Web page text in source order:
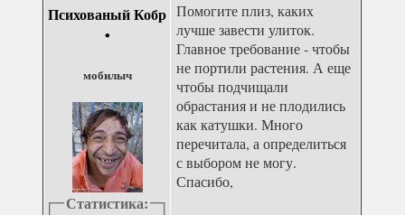
Психованый Кобр
•
мобилыч
Статистика:
Помогите плиз, каких
лучше завести улиток.
Главное требование - чтобы
не портили растения. А еще
чтобы подчищали
обрастания и не плодились
как катушки. Много
перечитала, а определиться
с выбором не могу.
Спасибо,